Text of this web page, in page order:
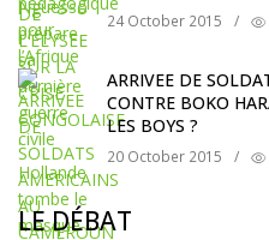
24 October 2015 /
ARRIVEE DE
CONTRE BOKO
LES BOYS ?
20 October 2015 /
LE DÉBAT